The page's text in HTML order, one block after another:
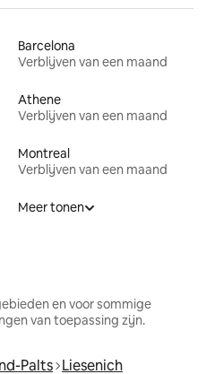
Barcelona
Verblijven van een maand
Athene
Verblijven van een maand
Montreal
Verblijven van een maand
Meer tonen
en voor sommige
van toepassing zijn.
Palts Liesenich